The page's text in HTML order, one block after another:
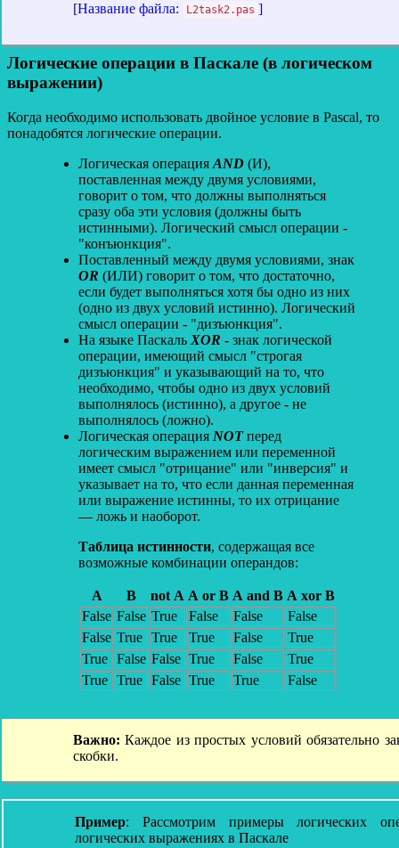
[Название файла:
L2task2.pas ]
Логические операции в Паскале (в логическом
выражении)
Когда необходимо использовать двойное условие в Pascal, то
понадобятся логические операции.
Логическая операция AND (И),
поставленная между двумя условиями,
говорит о том, что должны выполняться
сразу оба эти условия (должны быть
истинными). Логический смысл операции -
"конъюнкция".
Поставленный между двумя условиями, знак
OR (ИЛИ) говорит о том, что достаточно,
если будет выполняться хотя бы одно из них
(одно из двух условий истинно). Логический
смысл операции - "дизъюнкция".
На языке Паскаль XOR - знак логической
операции, имеющий смысл "строгая
дизъюнкция" и указывающий на то, что
необходимо, чтобы одно из двух условий
выполнялось (истинно), а другое - не
выполнялось (ложно).
Логическая операция NOTперед
логическим выражением или переменной
имеет смысл "отрицание" или "инверсия" и
указывает на то, что если данная переменная
или выражение истинны, то их отрицание
— ложь и наоборот.
Таблица истинности, содержащая все
возможные комбинации операндов:
A B not A A or B A and B A xor B
False False True False False
False
False True True True False
True
True False False True False
True
True True False True True False
Важно: Каждое из простых условий обязательно
скобки.
Пример: Рассмотрим примеры логических
логических выражениях в Паскале